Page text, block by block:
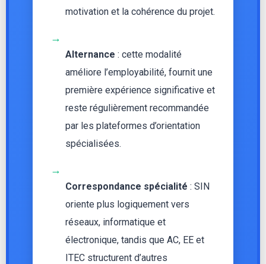
motivation et la cohérence du projet.
→
Alternance : cette modalité
améliore l’employabilité, fournit une
première expérience significative et
reste régulièrement recommandée
par les plateformes d’orientation
spécialisées.
→
Correspondance spécialité : SIN
oriente plus logiquement vers
réseaux, informatique et
électronique, tandis que AC, EE et
ITEC structurent d’autres